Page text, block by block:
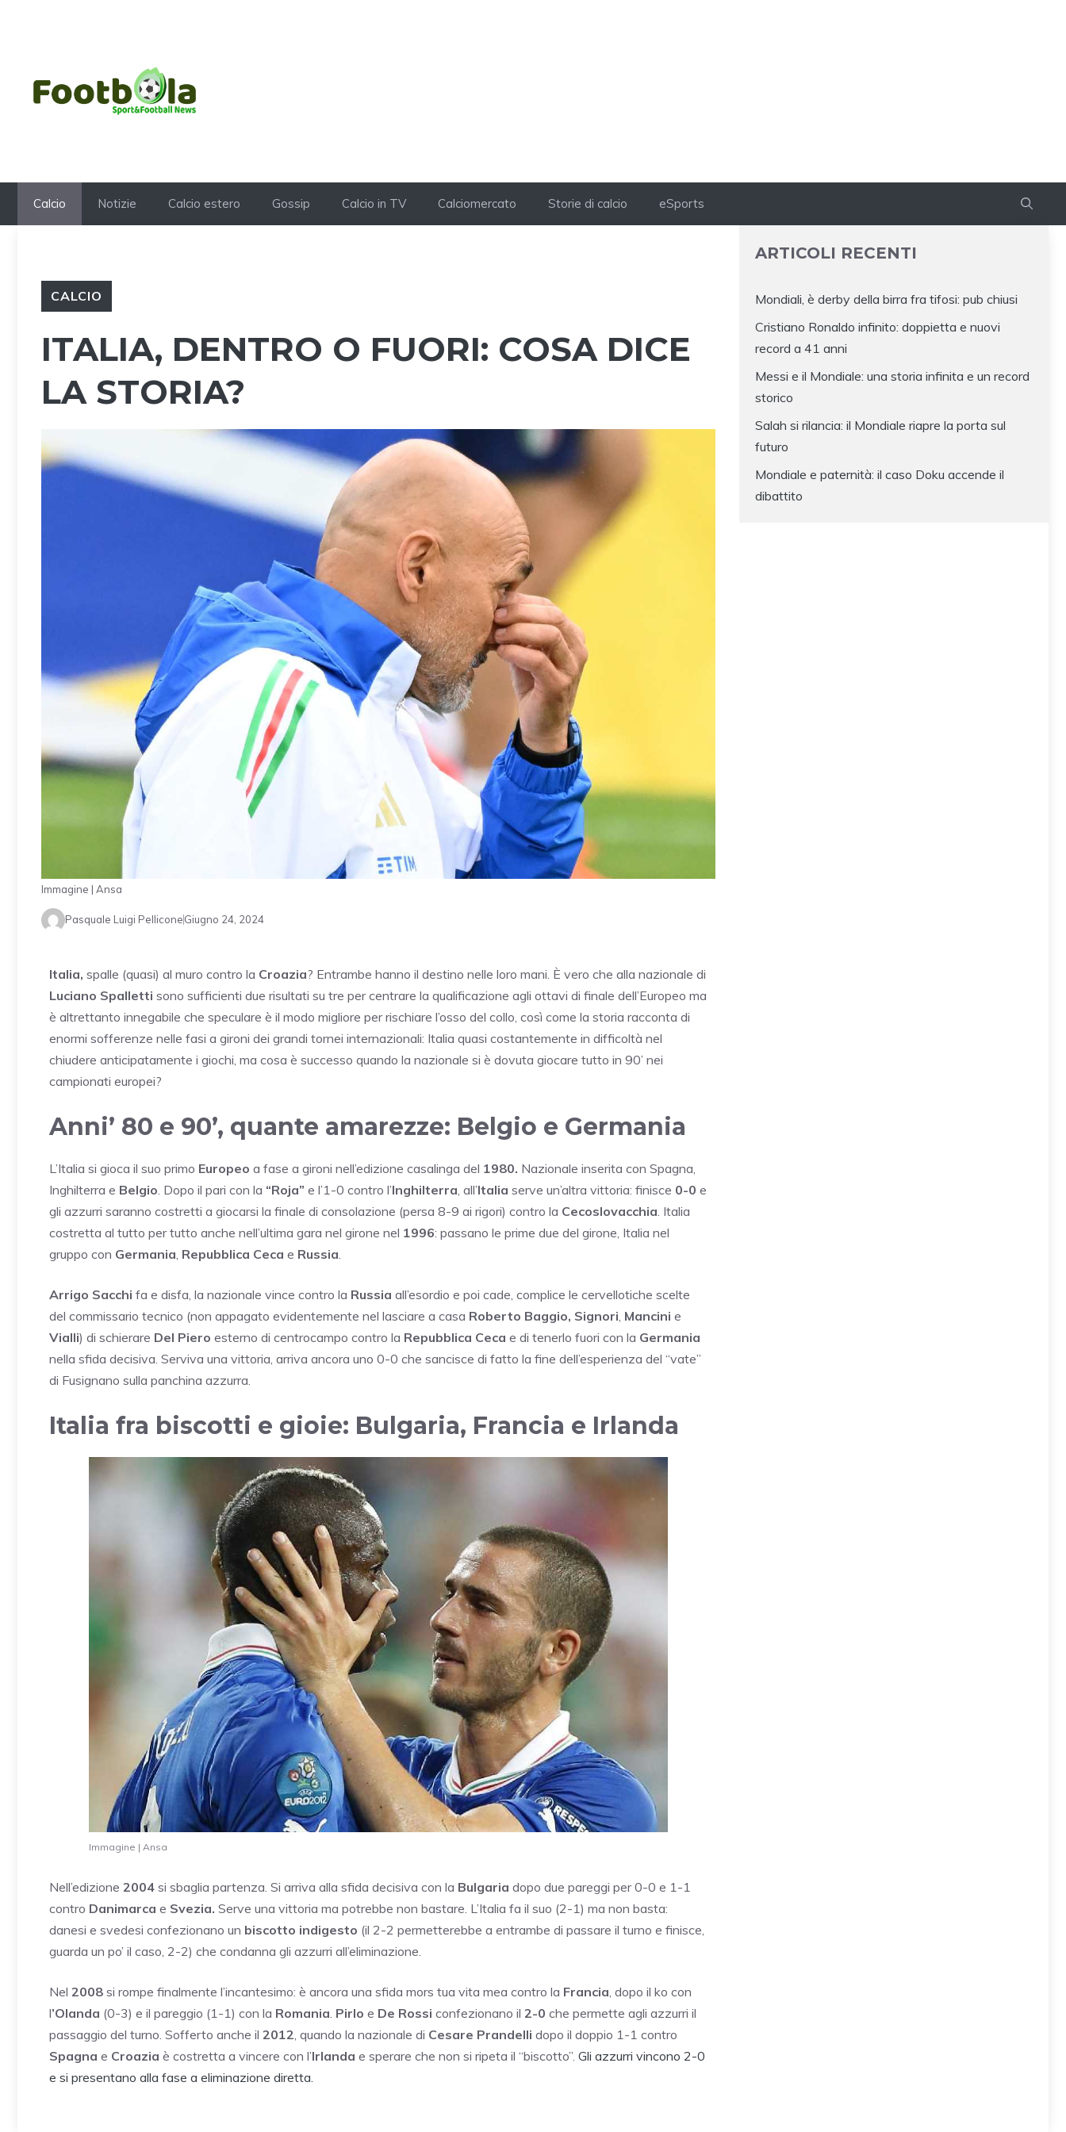
Calcio Notizie Calcio estero Gossip Calcio in TV Calciomercato Storie di calcio eSports
CALCIO
ITALIA, DENTRO O FUORI: COSA DICE
LA STORIA?
Immagine | Ansa
Pasquale Luigi PelliconeGiugno 24, 2024
Italia, spalle (quasi) al muro contro la Croazia? Entrambe hanno il destino nelle loro mani. È vero che alla nazionale di
Luciano Spalletti sono sufficienti due risultati su tre per centrare la qualificazione agli ottavi di finale dell’Europeo ma
è altrettanto innegabile che speculare è il modo migliore per rischiare l’osso del collo, così come la storia racconta di
enormi sofferenze nelle fasi a gironi dei grandi tornei internazionali: Italia quasi costantemente in difficoltà nel
chiudere anticipatamente i giochi, ma cosa è successo quando la nazionale si è dovuta giocare tutto in 90’ nei
campionati europei?
Anni’ 80 e 90’, quante amarezze: Belgio e Germania
L’Italia si gioca il suo primo Europeo a fase a gironi nell’edizione casalinga del 1980. Nazionale inserita con Spagna,
Inghilterra e Belgio . Dopo il pari con la “Roja” e l’1-0 contro l’Inghilterra , all’Italia serve un’altra vittoria: finisce 0-0 e
gli azzurri saranno costretti a giocarsi la finale di consolazione (persa 8-9 ai rigori) contro la Cecoslovacchia . Italia
costretta al tutto per tutto anche nell’ultima gara nel girone nel 1996: passano le prime due del girone, Italia nel
gruppo con Germania Repubblica Ceca e Russia
Arrigo Sacchi fa e disfa, la nazionale vince contro la Russia all’esordio e poi cade, complice le cervellotiche scelte
del commissario tecnico (non appagato evidentemente nel lasciare a casa Roberto Baggio, Signori Mancini e
Vialli) di schierare Del Piero esterno di centrocampo contro la Repubblica Ceca e di tenerlo fuori con la Germania
nella sfida decisiva. Serviva una vittoria, arriva ancora uno 0-0 che sancisce di fatto la fine dell’esperienza del “vate”
di Fusignano sulla panchina azzurra.
Italia fra biscotti e gioie: Bulgaria, Francia e Irlanda
Immagine | Ansa
Nell’edizione 2004 si sbaglia partenza. Si arriva alla sfida decisiva con la Bulgaria dopo due pareggi per 0-0 e 1-1
contro Danimarca e Svezia. Serve una vittoria ma potrebbe non bastare. L’Italia fa il suo (2-1) ma non basta:
danesi e svedesi confezionano un biscotto indigesto (il 2-2 permetterebbe a entrambe di passare il turno e finisce,
guarda un po’ il caso, 2-2) che condanna gli azzurri all’eliminazione.
Nel 2008 si rompe finalmente l’incantesimo: è ancora una sfida mors tua vita mea contro la Francia, dopo il ko con
l’Olanda (0-3) e il pareggio (1-1) con la Romania. Pirlo e De Rossi confezionano il 2-0 che permette agli azzurri il
passaggio del turno. Sofferto anche il 2012, quando la nazionale di Cesare Prandelli dopo il doppio 1-1 contro
Spagna e Croazia è costretta a vincere con l’Irlanda e sperare che non si ripeta il “biscotto”. Gli azzurri vincono 2-0
e si presentano alla fase a eliminazione diretta.
ARTICOLI RECENTI
Mondiali, è derby della birra fra tifosi: pub chiusi
Cristiano Ronaldo infinito: doppietta e nuovi
record a 41 anni
Messi e il Mondiale: una storia infinita e un record
storico
Salah si rilancia: il Mondiale riapre la porta sul
futuro
Mondiale e paternità: il caso Doku accende il
dibattito